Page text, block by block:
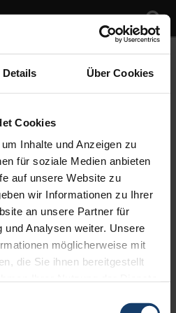
Details Über Cookies
Cookies
Inhalte und Anzeigen zu
für soziale Medien anbieten
auf unsere Website zu
wir Informationen zu Ihrer
an unsere Partner für
und Analysen weiter. Unsere
möglicherweise mit
die Sie ihnen bereitgestellt
Pergola-Markise Perea P60
P60
nicht nur ein gemütliches
legen auch größten Wert auf
Sie die hochwertigen Perea